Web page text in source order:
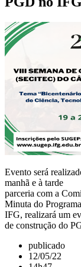
Evento será
manhã e à tarde
parceria com a
Minuta do
IFG, realizará um
de construção do
publicado
12/05/22